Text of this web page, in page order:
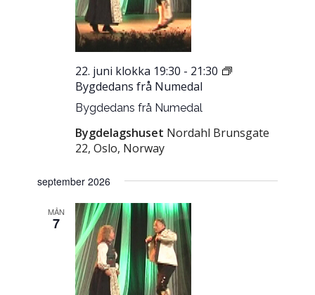
Bygdedans frå Numedal
22. juni klokka 19:30 - 21:30
Bygdedans frå Numedal
Bygdelagshuset Nordahl Brunsgate
22, Oslo, Norway
september 2026
MÅN
7